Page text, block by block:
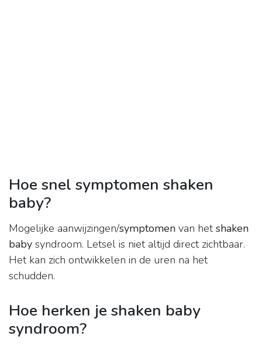
Hoe snel symptomen shaken
baby?
Mogelijke aanwijzingen/symptomen van hetshaken
baby syndroom. Letsel is niet altijd direct zichtbaar.
Het kan zich ontwikkelen in de uren na het
schudden.
Hoe herken je shaken baby
syndroom?